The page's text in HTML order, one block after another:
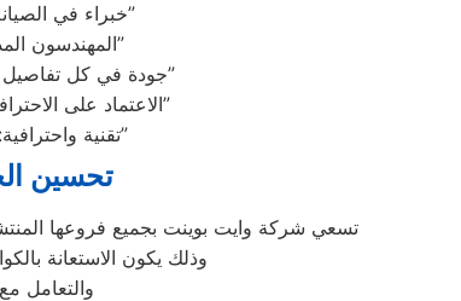
“خبراء فيلوايت بوينت تضمن أفضل أداء”
“المهندسون المدربون: صيانة وايت بوينت بيد خبراء في الميدان”
“جودة في كل تفاصيل الصيانة: مهندسو وايت بوينت يوفرون الأمان والكفاءة”
“الاعتماد على الاحترافية: مهندسو صيانة وايت بوينت يحققون الثقة والراحة”
“تقنية واحترافية: خبراء الصيانة من وايت بوينت يوفرون الأفضل”
تحسين
تسعي شركة وايت بوينت بجميع فروعها
، وذلك يكون الاستعانة
. والتعامل